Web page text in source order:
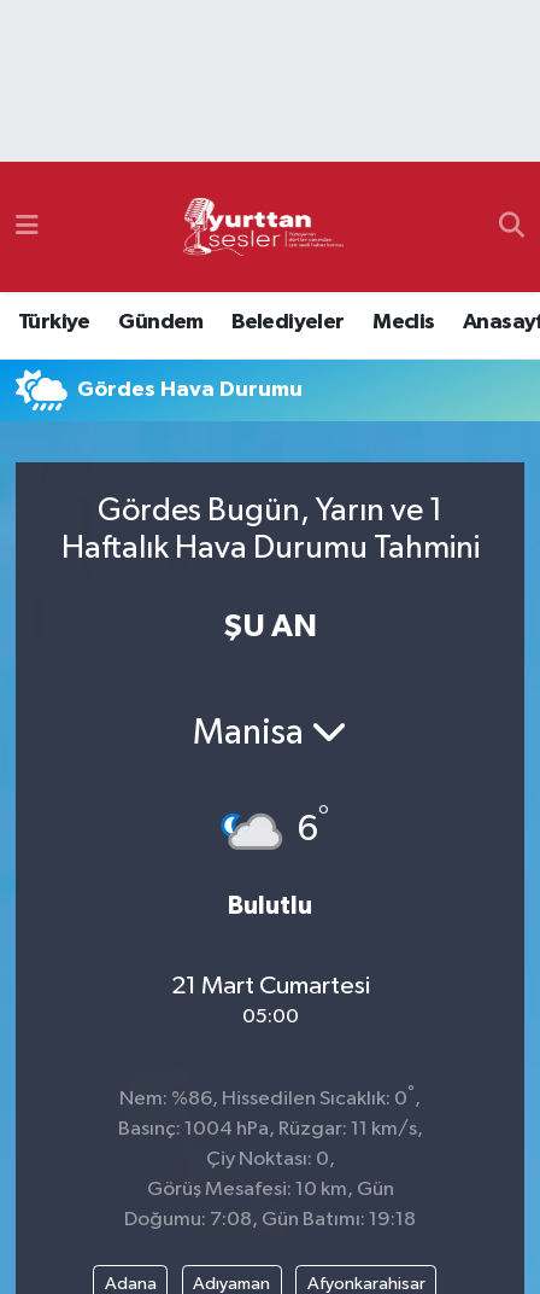
Türkiye Gündem Belediyeler Meclis
Gördes Hava Durumu
Gördes Bugün, Yarın ve 1
Haftalık Hava Durumu Tahmini
ŞU AN
Manisa
6°
Bulutlu
21 Mart Cumartesi
05:00
Nem: %86, Hissedilen Sıcaklık: 0° ,
Basınç: 1004 hPa, Rüzgar: 11 km/s,
Çiy Noktası: 0,
Görüş Mesafesi: 10 km, Gün
Doğumu: 7:08, Gün Batımı: 19:18
Adana Adıyaman Afyonkarahisar
Namaz Vakitleri
Süper Lig Puan Durumu ve Fikstür
Tüm Manşetler
Son Dakika Haberleri
Haber Arşivi